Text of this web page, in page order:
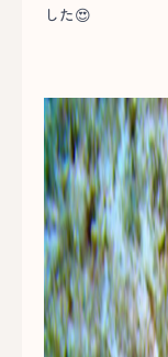
した😍